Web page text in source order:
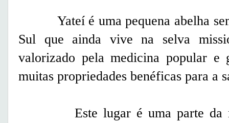
Yateí é uma pequena abelha
Sul que ainda vive na selva
valorizado pela medicina popular e
muitas propriedades benéficas para a
Este lugar é uma parte da